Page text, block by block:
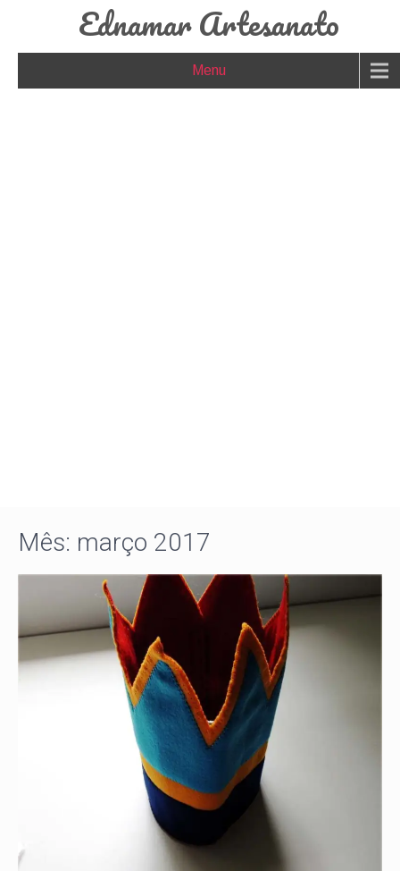
Ednamar Artesanato
Menu
Mês: março 2017